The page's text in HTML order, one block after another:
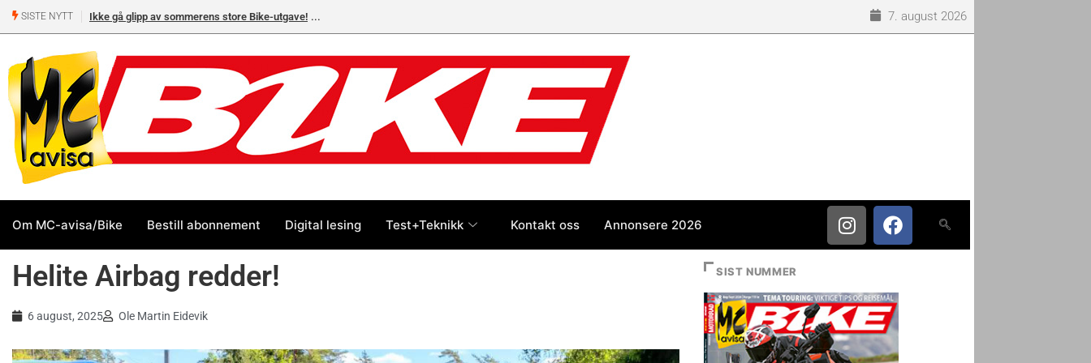
SISTE NYTT Ikke gå glipp av sommerens store Bike-utgave!
Yamaha og BMW
7. august 2026
Om MC-avisa/Bike Bestill abonnement Digital lesing Test+Teknikk Kontakt oss Annonsere 2026
Helite Airbag redder!
6 august, 2025 Ole Martin Eidevik
SIST NUMMER